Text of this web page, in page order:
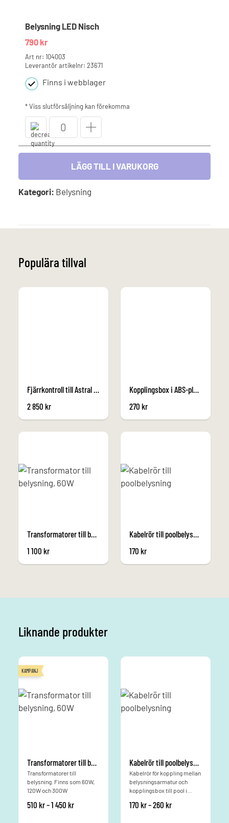
Belysning LED Nisch
790 kr
Leverantör artikelnr: 23671
Art nr: 104003
Finns i webblager
* Viss slutförsäljning kan förekomma
Belysning
LED
Nisch
mängd
LÄGG TILL I VARUKORG
Kategori: Belysning
Populära tillval
Fjärrkontroll till Astral RGB-lampa - rund Plug n Play
2 850 kr
Kopplingsbox i ABS-plast
270 kr
Transformatorer till belysning
1 100 kr
Kabelrör till poolbelysning
170 kr
Liknande produkter
KAMPANJ
Transformatorer till belysning
Transformatorer till
belysning. Finns som 60W,
120W och 300W
510 kr–1 450 krPrisintervall: 510 kr till 1 450 kr
Kabelrör till poolbelysning
Kabelrör för koppling mellan
belysningsarmatur och
kopplingsbox till pool i
170 kr–260 krPrisintervall: 170